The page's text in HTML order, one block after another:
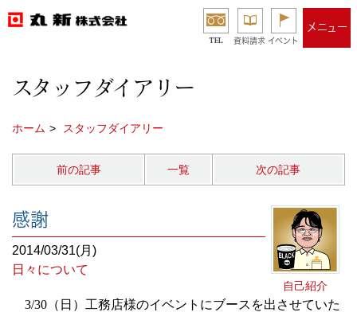
TEL 資料請求 イベント
メニュー
スタッフダイアリー
ホーム スタッフダイアリー
前の記事 一覧 次の記事
感謝
自己紹介
2014/03/31(月)
日々について
3/30 （日）工務店様のイベントにブースを出させていた